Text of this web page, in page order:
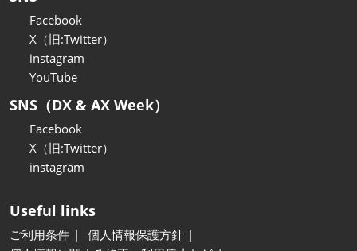
Facebook
X（旧:Twitter）
instagram
YouTube
SNS（DX & AX Week）
Facebook
X（旧:Twitter）
instagram
Useful links
ご利用条件
個人情報保護方針